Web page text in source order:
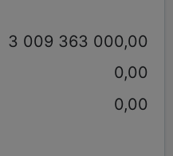
3 009 363 000,00
0,00
0,00